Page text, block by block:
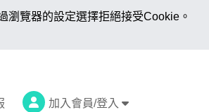
覽器的設定選擇拒絕接受Cookie。
加入會員/登入